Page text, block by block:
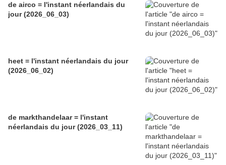
de airco = l'instant néerlandais du
jour (2026_06_03)
heet = l'instant néerlandais du jour
(2026_06_02)
de markthandelaar = l'instant
néerlandais du jour (2026_03_11)